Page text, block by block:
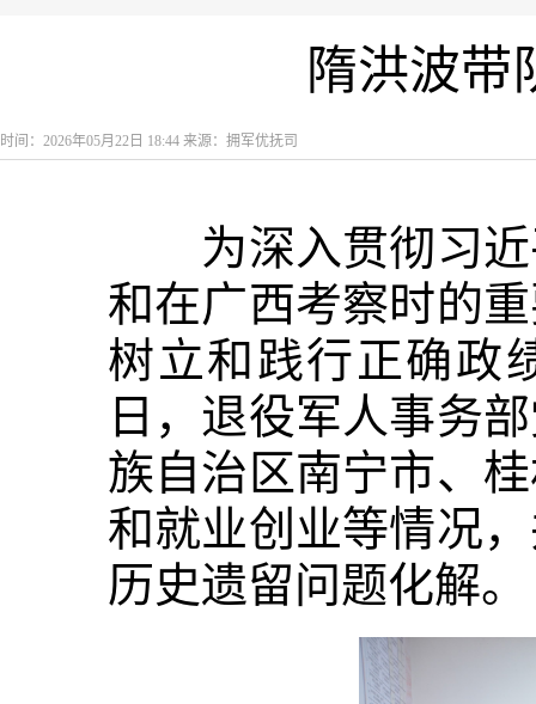
隋洪波带
时间：2026年05月22日 18:44 来源：拥军优抚司
为深入贯彻习近
和在广西考察时的
树立和践行正确政
日，退役军人事务
族自治区南宁市、
和就业创业等情况
历史遗留问题化解。